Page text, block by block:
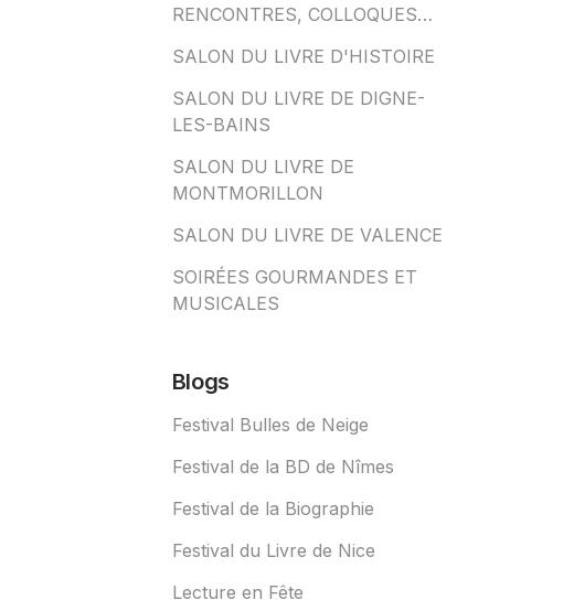
RENCONTRES, COLLOQUES…
SALON DU LIVRE D'HISTOIRE
SALON DU LIVRE DE DIGNE-
LES-BAINS
SALON DU LIVRE DE
MONTMORILLON
SALON DU LIVRE DE VALENCE
SOIRÉES GOURMANDES ET
MUSICALES
Blogs
Festival Bulles de Neige
Festival de la BD de Nîmes
Festival de la Biographie
Festival du Livre de Nice
Lecture en Fête